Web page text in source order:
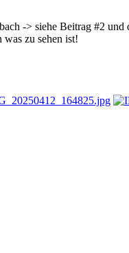
-> siehe Beitrag #2
zu sehen ist!